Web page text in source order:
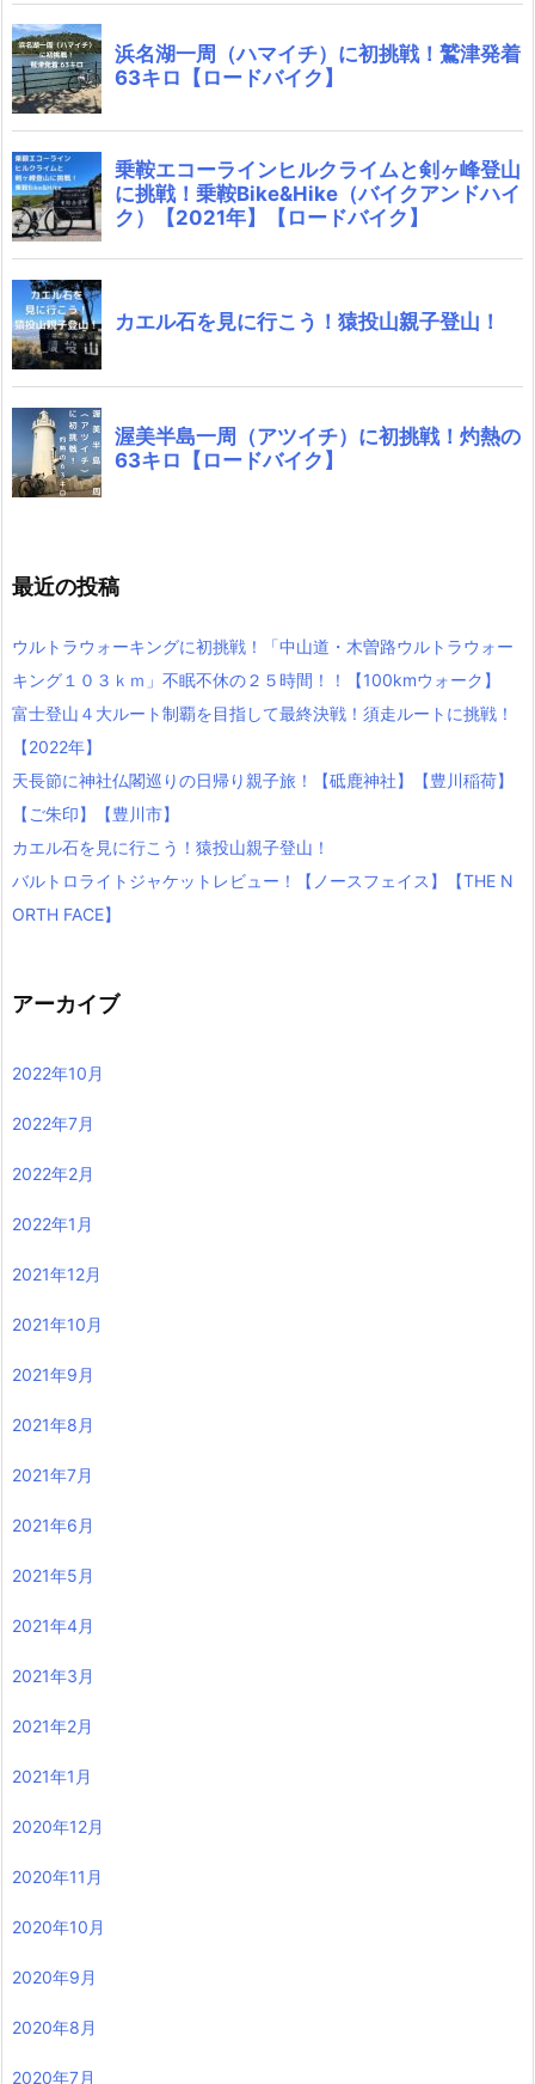
最近の投稿
ウルトラウォーキングに初挑戦！「中山道・木曽路ウルトラウォー
キング１０３ｋｍ」不眠不休の２５時間！！【100kmウォーク】
富士登山４大ルート制覇を目指して最終決戦！須走ルートに挑戦！
【2022年】
天長節に神社仏閣巡りの日帰り親子旅！【砥鹿神社】【豊川稲荷】
【ご朱印】【豊川市】
カエル石を見に行こう！猿投山親子登山！
バルトロライトジャケットレビュー！【ノースフェイス】【THE N
ORTH FACE】
アーカイブ
2022年10月
2022年7月
2022年2月
2022年1月
2021年12月
2021年10月
2021年9月
2021年8月
2021年7月
2021年6月
2021年5月
2021年4月
2021年3月
2021年2月
2021年1月
2020年12月
2020年11月
2020年10月
2020年9月
2020年8月
2020年7月